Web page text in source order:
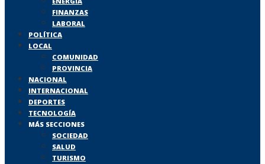
FINANZAS
LABORAL
POLÍTICA
LOCAL
COMUNIDAD
PROVINCIA
NACIONAL
INTERNACIONAL
DEPORTES
TECNOLOGÍA
MÁS SECCIONES
SOCIEDAD
SALUD
TURISMO